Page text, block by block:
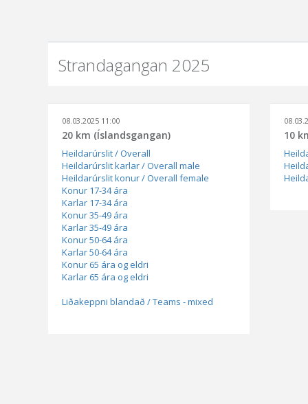
Strandagangan 2025
08.03.2025 11:00
20 km (Íslandsgangan)
Heildarúrslit / Overall
Heildarúrslit karlar / Overall male
Heildarúrslit konur / Overall female
Konur 17-34 ára
Karlar 17-34 ára
Konur 35-49 ára
Karlar 35-49 ára
Konur 50-64 ára
Karlar 50-64 ára
Konur 65 ára og eldri
Karlar 65 ára og eldri
Liðakeppni blandað / Teams - mixed
10